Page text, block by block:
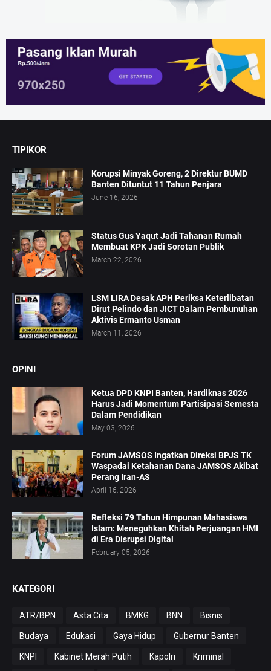
TIPIKOR
Korupsi Minyak Goreng, 2 Direktur BUMD
Banten Dituntut 11 Tahun Penjara
June 16, 2026
Status Gus Yaqut Jadi Tahanan Rumah
Membuat KPK Jadi Sorotan Publik
March 22, 2026
LSM LIRA Desak APH Periksa Keterlibatan
Dirut Pelindo dan JICT Dalam Pembunuhan
Aktivis Ermanto Usman
March 11, 2026
OPINI
Ketua DPD KNPI Banten, Hardiknas 2026
Harus Jadi Momentum Partisipasi Semesta
Dalam Pendidikan
May 03, 2026
Forum JAMSOS Ingatkan Direksi BPJS TK
Waspadai Ketahanan Dana JAMSOS Akibat
Perang Iran-AS
April 16, 2026
Refleksi 79 Tahun Himpunan Mahasiswa
Islam: Meneguhkan Khitah Perjuangan HMI
di Era Disrupsi Digital
February 05, 2026
KATEGORI
ATR/BPN Asta Cita BMKG BNN Bisnis
Budaya Edukasi Gaya Hidup Gubernur Banten
KNPI Kabinet Merah Putih Kapolri Kriminal